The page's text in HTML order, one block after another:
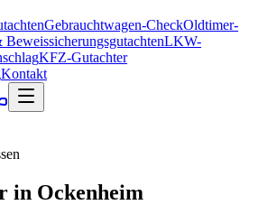
Gebrauchtwagen-CheckOldtimer-
BeweissicherungsgutachtenLKW-
KFZ-Gutachter
Kontakt
in Ockenheim